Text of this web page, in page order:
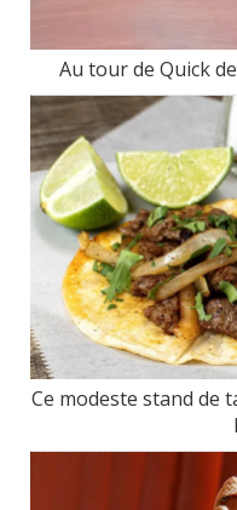
Au tour de Quick
Ce modeste stand de